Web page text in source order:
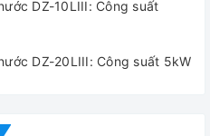
DZ-10LIII: Công suất
DZ-20LIII: Công suất 5kW